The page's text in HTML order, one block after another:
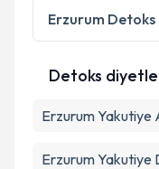
Metni
'ni
kapsamda
Erzurum
Detoks
Erzurum Yakutiye
Erzurum Yakutiye